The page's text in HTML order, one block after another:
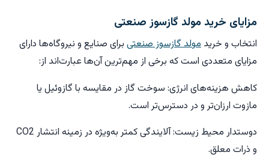
مزایای خرید مولد گازسوز صنعتی
انتخاب و خرید مولد گازسوز صنعتی برای صنایع و نیروگاه‌ها دارای
مزایای متعددی است که برخی از مهم‌ترین آن‌ها عبارت‌اند از:
کاهش هزینه‌های انرژی: سوخت گاز در مقایسه با گازوئیل یا
مازوت ارزان‌تر و در دسترس‌تر است.
دوستدار محیط زیست: آلایندگی کمتر به‌ویژه در زمینه انتشار CO2
و ذرات معلق.